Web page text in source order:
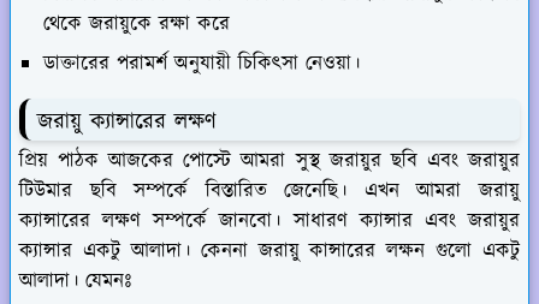
থেকে জরায়ুকে রক্ষা করে
ডাক্তারের পরামর্শ অনুযায়ী চিকিৎসা নেওয়া।
জরায়ু ক্যান্সারের লক্ষণ
প্রিয় পাঠক আজকের পোস্টে আমরা সুস্থ জরায়ুর ছবি এবং জরায়ুর
টিউমার ছবি সম্পর্কে বিস্তারিত জেনেছি। এখন আমরা জরায়ু
ক্যান্সারের লক্ষণ সম্পর্কে জানবো। সাধারণ ক্যান্সার এবং জরায়ুর
ক্যান্সার একটু আলাদা। কেননা জরায়ু কান্সারের লক্ষন গুলো একটু
আলাদা। যেমনঃ